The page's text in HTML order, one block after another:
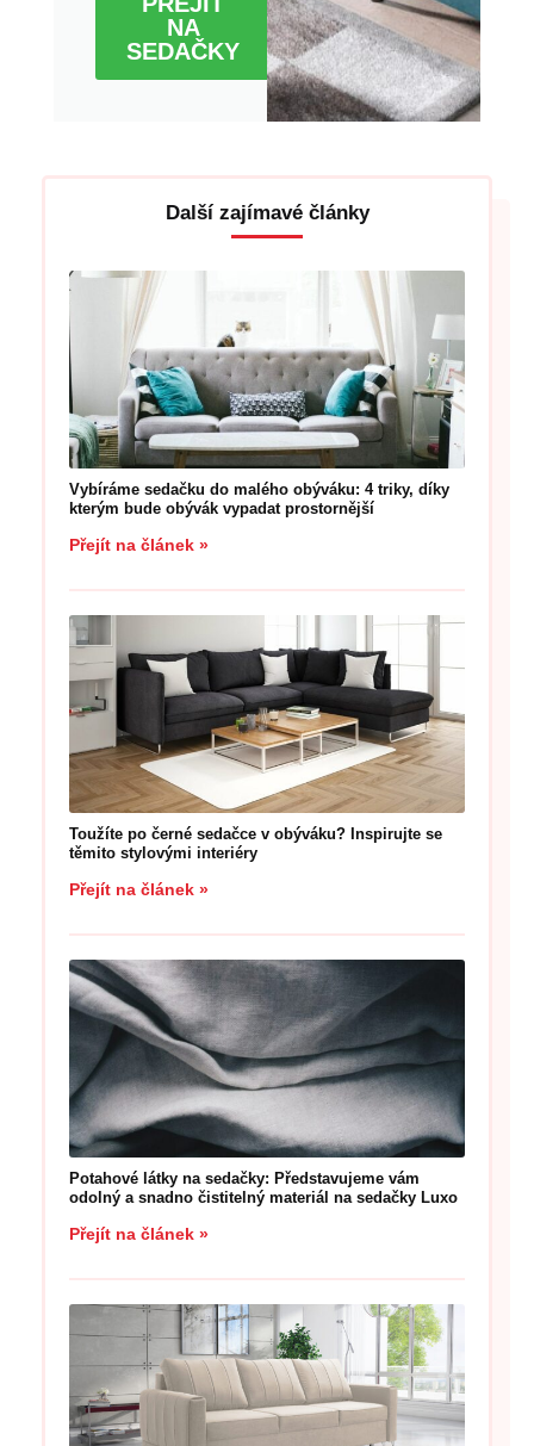
NA
SEDAČKY
Další zajímavé články
Vybíráme sedačku do malého obýváku: 4 triky, díky
kterým bude obývák vypadat prostornější
Přejít na článek »
Toužíte po černé sedačce v obýváku? Inspirujte se
těmito stylovými interiéry
Přejít na článek »
Potahové látky na sedačky: Představujeme vám
odolný a snadno čistitelný materiál na sedačky Luxo
Přejít na článek »